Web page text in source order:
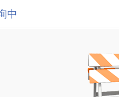
中